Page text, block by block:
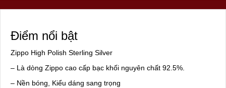
Điểm nổi bật
Zippo High Polish Sterling Silver
– Là dòng Zippo cao cấp bạc khối nguyên chất 92.5%.
– Nền bóng, Kiểu dáng sang trọng